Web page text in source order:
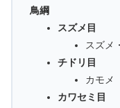
鳥綱
スズメ目
スズメ
チドリ目
カモメ
カワセミ目